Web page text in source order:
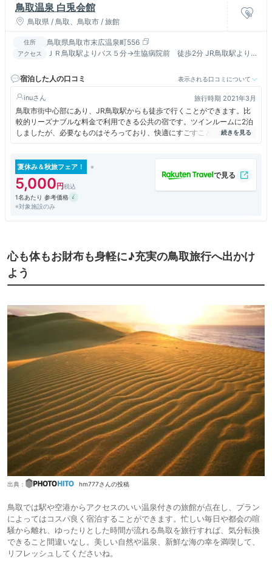
鳥取温泉 白兎会館
鳥取県 / 鳥取、鳥取市 / 旅館
住所 鳥取県鳥取市末広温泉町556
アクセス
ＪＲ鳥取駅よりバス５分→生協病院前 徒歩2分 JR鳥取駅より徒
宿泊した人の口コミ
表示される口コミについて
inu 旅行時期 2021年3月
鳥取市街中心部にあり、JR鳥取駅からも徒歩で行くことができます。比
較的リーズナブルな料金で利用できる公共の宿です。ツインルームに2泊
しましたが、必要なものはそろっており、快適にすごすことができまし
た。入り口は、車の行きかう道路から1本中に入ったところにあり、少し
夏休み＆秋旅フェア！
5,000
1名あたり 参考価格
※対象施設のみ
心も体もお財布も身軽に♪充実の鳥取旅行へ出かけ
よう
出典： hm777さんの投稿
鳥取では駅や空港からアクセスのいい温泉付きの旅館が点在し、プラン
によってはコスパ良く宿泊することができます。忙しい毎日や都会の喧
騒から離れ、ゆったりとした時間が流れる鳥取を旅行すれば、気分転換
できること間違いなし。美しい自然や温泉、新鮮な海の幸を満喫して、
リフレッシュしてくださいね。